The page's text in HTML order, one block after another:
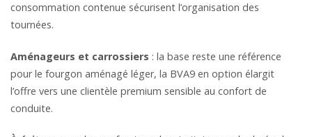
consommation contenue sécurisent l’organisation des
tournées.
Aménageurs et carrossiers : la base reste une référence
pour le fourgon aménagé léger, la BVA9 en option élargit
l’offre vers une clientèle premium sensible au confort de
conduite.